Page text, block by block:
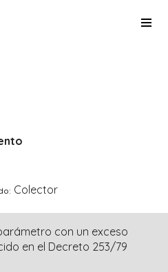
Colector
con un exceso
en el Decreto 253/79